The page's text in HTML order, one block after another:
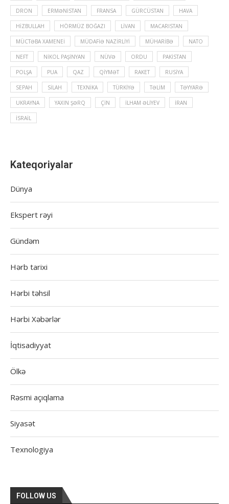
DRON ERMƏNISTAN FRANSA GÜRCÜSTAN HAVA
HIZBULLAH HÖRMÜZ BOĞAZI LIVAN MACARISTAN
MÜCTƏBA XAMENEI MÜDAFIƏ NAZIRLIYI MÜHARIBƏ NATO
NEFT NIKOL PAŞINYAN NÜVƏ ORDU PAKISTAN
POLŞA PUA QAZ QIYMƏT RAKET RUSIYA
SEPAH SILAH TEXNIKA TÜRKIYƏ TƏLIM TƏYYARƏ
UKRAYNA YAXIN ŞƏRQ ÇIN İLHAM ƏLIYEV İRAN
İSRAIL
Kateqoriyalar
Dünya
Ekspert rəyi
Gündəm
Hərb tarixi
Hərbi təhsil
Hərbi Xəbərlər
İqtisadiyyat
Ölkə
Rəsmi açıqlama
Siyasət
Texnologiya
FOLLOW US